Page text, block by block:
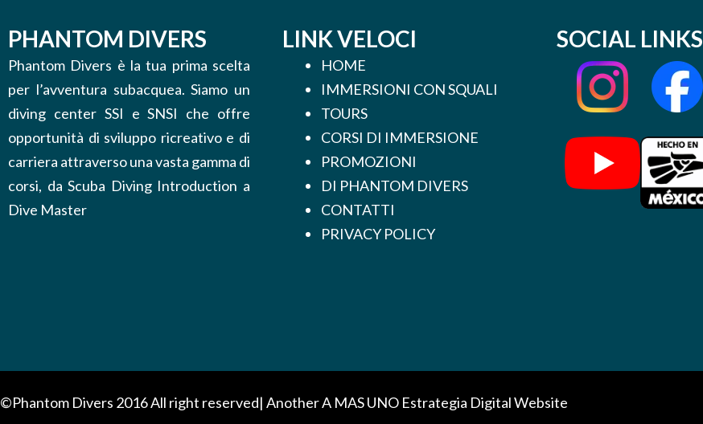
PHANTOM DIVERS
Phantom Divers è la tua prima scelta
per l’avventura subacquea. Siamo un
diving center SSI e SNSI che offre
opportunità di sviluppo ricreativo e di
carriera attraverso una vasta gamma di
corsi, da Scuba Diving Introduction a
Dive Master
LINK VELOCI
HOME
IMMERSIONI CON SQUALI
TOURS
CORSI DI IMMERSIONE
PROMOZIONI
DI PHANTOM DIVERS
CONTATTI
PRIVACY POLICY
SOCIAL LINKS
©Phantom Divers 2016 All right reserved| AnotherA MAS UNO Estrategia Digital Website